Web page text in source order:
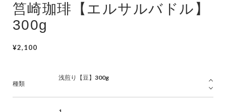
筥崎珈琲【エルサルバドル】
300g
¥2,100
種類